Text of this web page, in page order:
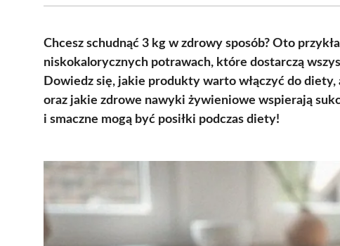
Chcesz schudnąć 3 kg w zdrowy sposób? Oto
niskokalorycznych potrawach, które dostarczą
Dowiedz się, jakie produkty warto włączyć do
oraz jakie zdrowe nawyki żywieniowe wspierają
i smaczne mogą być posiłki podczas diety!